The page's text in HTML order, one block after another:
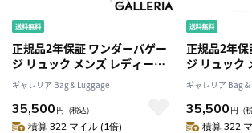
正規品2年保証 ワンダーバゲー
ジ リュック メンズ レディース
大容量 おしゃれ WONDER
BAGGAGE ビジネス 通勤 レザ
ー 革 本革 お洒落 ビジネスリュ
ック A4 PC PC収納 ナイロン
ギャレリア Bag＆Luggage
35,500 円 （税込）
積算 322 マイル (1倍)
正規品2年
ジ リュック
大容量 おし
BAGGAGE
ー 革 本革 お
ック A4 PC
ギャレリア Bag
35,500 円 （
積算 322